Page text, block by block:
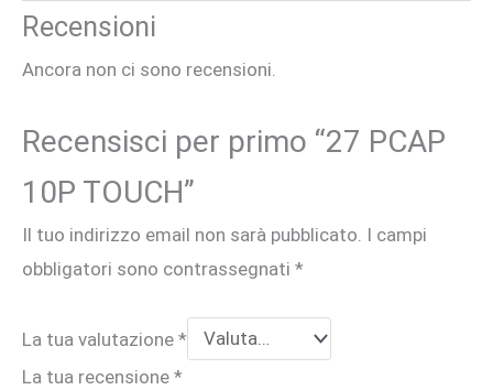
Recensioni
Ancora non ci sono recensioni.
Recensisci per primo “27 PCAP
10P TOUCH”
Il tuo indirizzo email non sarà pubblicato. I campi
obbligatori sono contrassegnati *
La tua valutazione *
La tua recensione *